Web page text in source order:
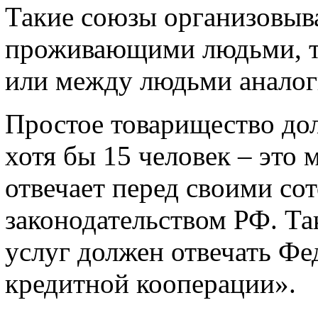
Такие союзы
проживающими людьми,
или между людьми
Простое товарищество
хотя бы 15 человек –
отвечает перед своими
законодательством РФ.
услуг должен отвечать
кредитной кооперации».